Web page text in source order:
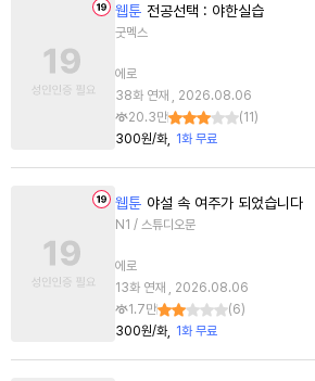
웹툰 전공선택 : 야한실습
굿멕스
에로
38화 연재 , 2026.08.06
20.3만
(11 )
300원/화
1화 무료
웹툰 야설 속 여주가 되었습니다
N1 / 스튜디오문
에로
13화 연재 , 2026.08.06
1.7만
(6)
300원/화
1화 무료